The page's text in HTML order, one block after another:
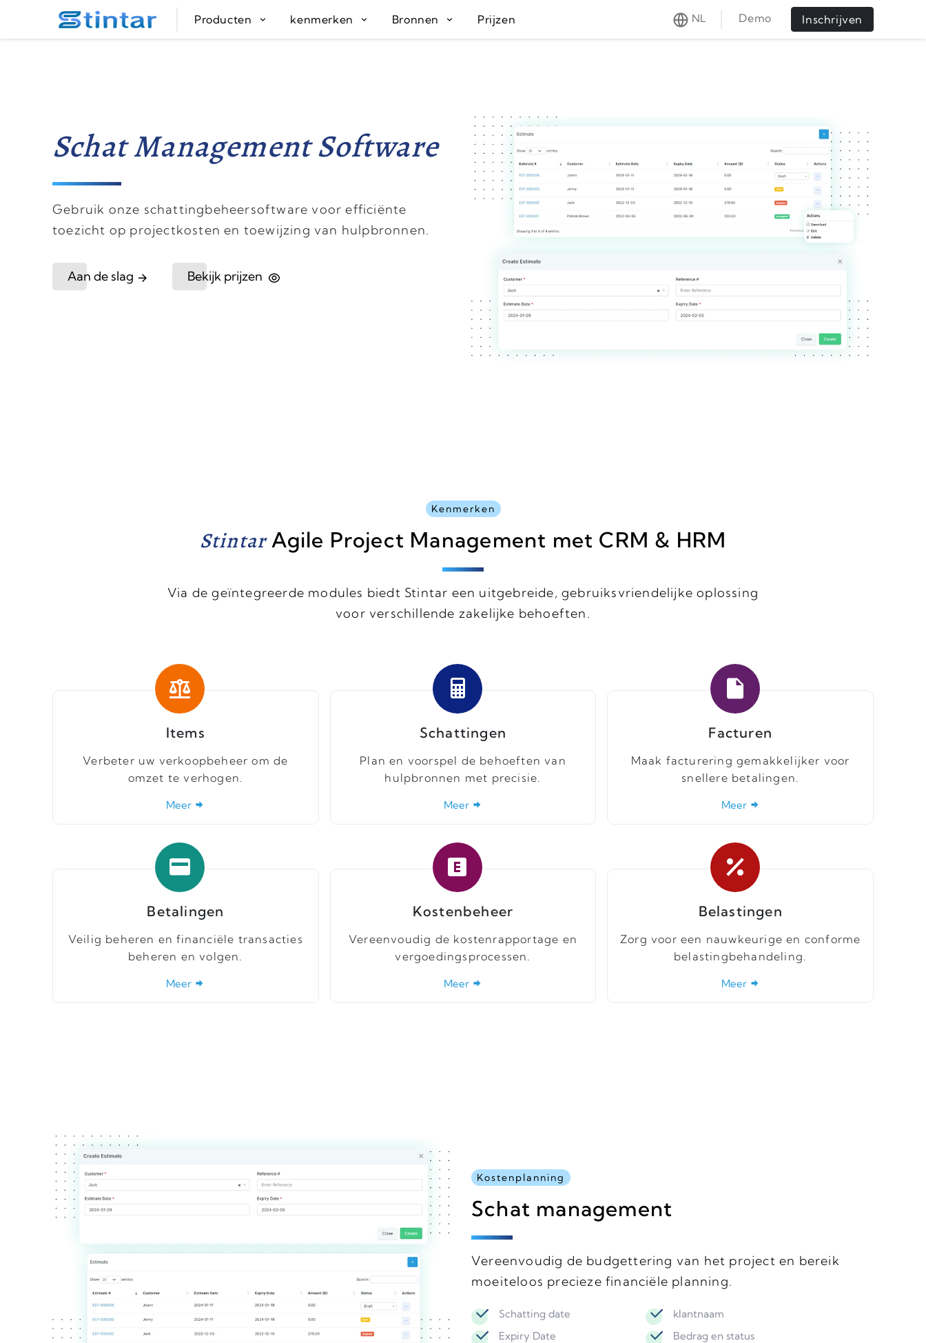
Producten kenmerken Bronnen Prijzen NL Demo Inschrijven
Schat Management Software
Gebruik onze schattingbeheersoftware voor efficiënte
toezicht op projectkosten en toewijzing van hulpbronnen.
Aan de slag Bekijk prijzen
Kenmerken
StintarAgile Project Management met CRM & HRM
Via de geïntegreerde modules biedt Stintar een uitgebreide, gebruiksvriendelijke oplossing
voor verschillende zakelijke behoeften.
Items
Verbeter uw verkoopbeheer om de
omzet te verhogen.
Meer
Schattingen
Plan en voorspel de behoeften van
hulpbronnen met precisie.
Meer
Facturen
Maak facturering gemakkelijker voor
snellere betalingen.
Meer
Betalingen
Veilig beheren en financiële transacties
beheren en volgen.
Meer
Kostenbeheer
Vereenvoudig de kostenrapportage en
vergoedingsprocessen.
Meer
Belastingen
Zorg voor een nauwkeurige en conforme
belastingbehandeling.
Meer
Kostenplanning
Schat management
Vereenvoudig de budgettering van het project en bereik
moeiteloos precieze financiële planning.
Schatting date
klantnaam
Expiry Date
Bedrag en status